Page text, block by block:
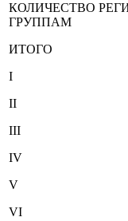
КОЛИЧЕСТВО
ГРУППАМ
ИТОГО
I
II
III
IV
V
VI